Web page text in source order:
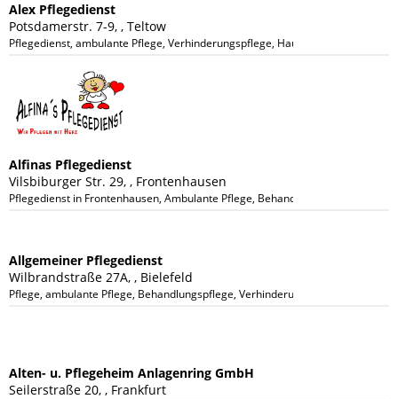
Alex Pflegedienst
Potsdamerstr. 7-9, , Teltow
Pflegedienst, ambulante Pflege, Verhinderungspflege, Hauswirtschaftliche
Alfinas Pflegedienst
Vilsbiburger Str. 29, , Frontenhausen
Pflegedienst in Frontenhausen, Ambulante Pflege, Behandlungspflege,
Allgemeiner Pflegedienst
Wilbrandstraße 27A, , Bielefeld
Pflege, ambulante Pflege, Behandlungspflege, Verhinderungspflege,
Alten- u. Pflegeheim Anlagenring GmbH
Seilerstraße 20, , Frankfurt